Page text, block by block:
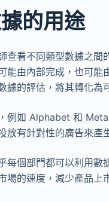
的用途
查看不同類型數據之間
能由內部完成，也可
據的評估，將其轉化為
例如 Alphabet 和
放有針對性的廣告來產
每個部門都可以利用數
場的速度，減少產品上